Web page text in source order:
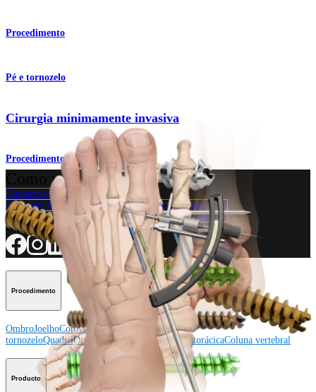
Procedimento
Pé e tornozelo
Cirurgia minimamente invasiva
Procedimento
Como podemos ajudar?
Contacte um representante
Veja eventos, laboratórios e oportunidades educacionais
Inscreva-se para receber: O que há de novo na Arthrex?
Conecte-se conosco
Procedimento
OmbroJoelhoCotovelo Mão e punho
Pé e
tornozeloQuadrilOrtobiológicos Cirurgia cardiotorácicaColuna vertebral
Producto